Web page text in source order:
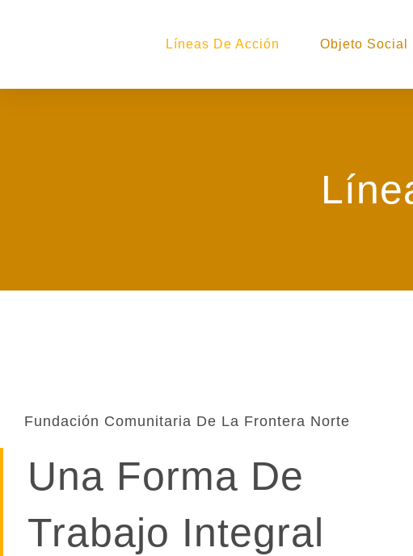
Líneas De Acción Objeto Social
Fundación Comunitaria De La Frontera Norte
Una Forma De
Trabajo Integral